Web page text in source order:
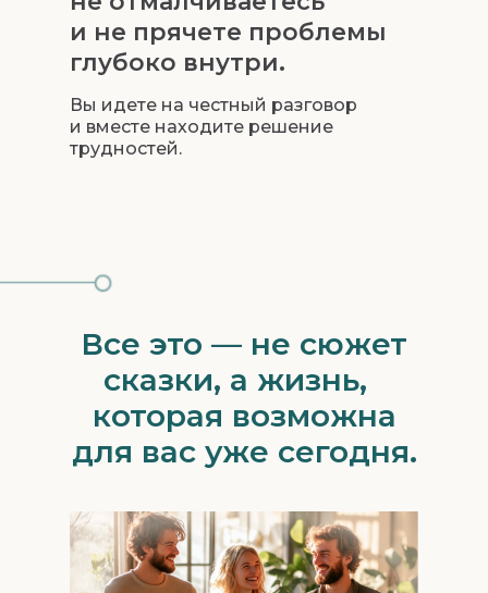
Вы идете на честный разговор
и вместе находите решение
трудностей.
и не прячете проблемы
глубоко внутри.
Все это — не сюжет
сказки, а жизнь,
которая возможна
для вас уже сегодня.
Как я могу помочь
тебя